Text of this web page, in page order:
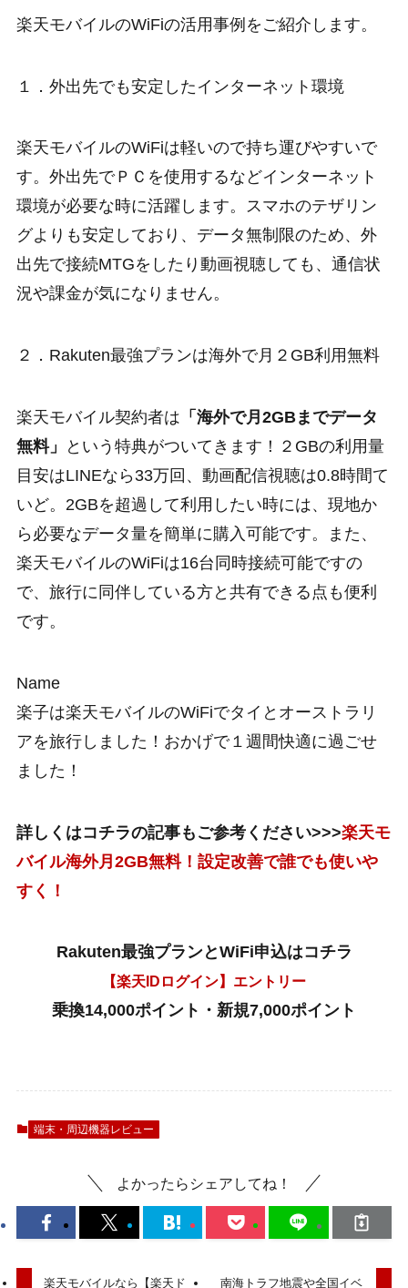
楽天モバイルのWiFiの活用事例をご紹介します。
１．外出先でも安定したインターネット環境
楽天モバイルのWiFiは軽いので持ち運びやすいで
す。外出先でＰＣを使用するなどインターネット
環境が必要な時に活躍します。スマホのテザリン
グよりも安定しており、データ無制限のため、外
出先で接続MTGをしたり動画視聴しても、通信状
況や課金が気になりません。
２．Rakuten最強プランは海外で月２GB利用無料
楽天モバイル契約者は 「海外で月2GBまでデータ
無料」
という特典がついてきます！ ２GBの利用量
目安はLINEなら33万回、動画配信視聴は0.8時間て
いど。2GBを超過して利用したい時には、現地か
ら必要なデータ量を簡単に購入可能です。また、
楽天モバイルのWiFiは16台同時接続可能ですの
で、旅行に同伴している方と共有できる点も便利
です。
Name
楽子は楽天モバイルのWiFiでタイとオーストラリ
アを旅行しました！おかげで１週間快適に過ごせ
ました！
詳しくはコチラの記事もご参考ください>>>楽天モ
バイル海外月2GB無料！設定改善で誰でも使いや
すく！
Rakuten最強プランとWiFi申込はコチラ
【楽天IDログイン】エントリー
乗換14,000ポイント・新規7,000ポイント
端末・周辺機器レビュー
よかったらシェアしてね！
楽天モバイルなら【楽天ド 南海トラフ地震や全国イベ